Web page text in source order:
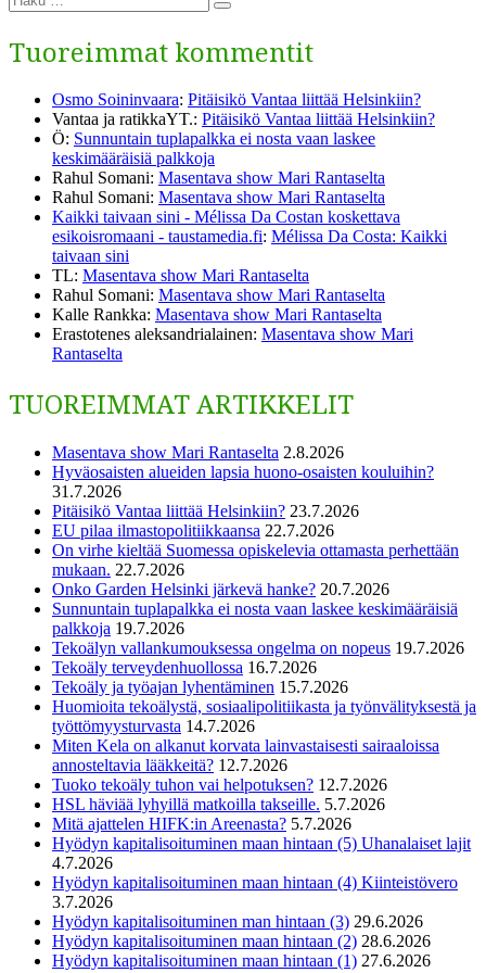
päästöjä”
Haku
Tuoreimmat kommentit
Osmo Soininvaara: Pitäisikö Vantaa liittää Helsinkiin?
Vantaa ja ratikkaYT.: Pitäisikö Vantaa liittää Helsinkiin?
Ö: Sunnuntain tuplapalkka ei nosta vaan laskee
keskimääräisiä palkkoja
Rahul Somani: Masentava show Mari Rantaselta
Rahul Somani: Masentava show Mari Rantaselta
Kaikki taivaan sini - Mélissa Da Costan koskettava
esikoisromaani - taustamedia.fi: Mélissa Da Costa: Kaikki
taivaan sini
TL: Masentava show Mari Rantaselta
Rahul Somani: Masentava show Mari Rantaselta
Kalle Rankka: Masentava show Mari Rantaselta
Erastotenes aleksandrialainen: Masentava show Mari
Rantaselta
TUOREIMMAT ARTIKKELIT
Masentava show Mari Rantaselta 2.8.2026
Hyväosaisten alueiden lapsia huono-osaisten kouluihin?
31.7.2026
Pitäisikö Vantaa liittää Helsinkiin? 23.7.2026
EU pilaa ilmastopolitiikkaansa 22.7.2026
On virhe kieltää Suomessa opiskelevia ottamasta perhettään
mukaan. 22.7.2026
Onko Garden Helsinki järkevä hanke? 20.7.2026
Sunnuntain tuplapalkka ei nosta vaan laskee keskimääräisiä
palkkoja 19.7.2026
Tekoälyn vallankumouksessa ongelma on nopeus 19.7.2026
Tekoäly terveydenhuollossa 16.7.2026
Tekoäly ja työajan lyhentäminen 15.7.2026
Huomioita tekoälystä, sosiaalipolitiikasta ja työnvälityksestä ja
työttömyysturvasta 14.7.2026
Miten Kela on alkanut korvata lainvastaisesti sairaaloissa
annosteltavia lääkkeitä? 12.7.2026
Tuoko tekoäly tuhon vai helpotuksen? 12.7.2026
HSL häviää lyhyillä matkoilla takseille. 5.7.2026
Mitä ajattelen HIFK:in Areenasta? 5.7.2026
Hyödyn kapitalisoituminen maan hintaan (5) Uhanalaiset lajit
4.7.2026
Hyödyn kapitalisoituminen maan hintaan (4) Kiinteistövero
3.7.2026
Hyödyn kapitalisoituminen man hintaan (3) 29.6.2026
Hyödyn kapitalisoituminen maan hintaan (2) 28.6.2026
Hyödyn kapitalisoituminen maan hintaan (1) 27.6.2026